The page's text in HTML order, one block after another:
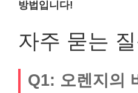
방법입니다!
자주 묻는
Q1: 오렌지의